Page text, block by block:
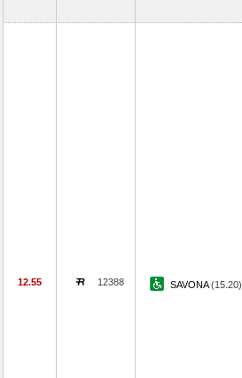
12.55 12388 SAVONA(15.20)